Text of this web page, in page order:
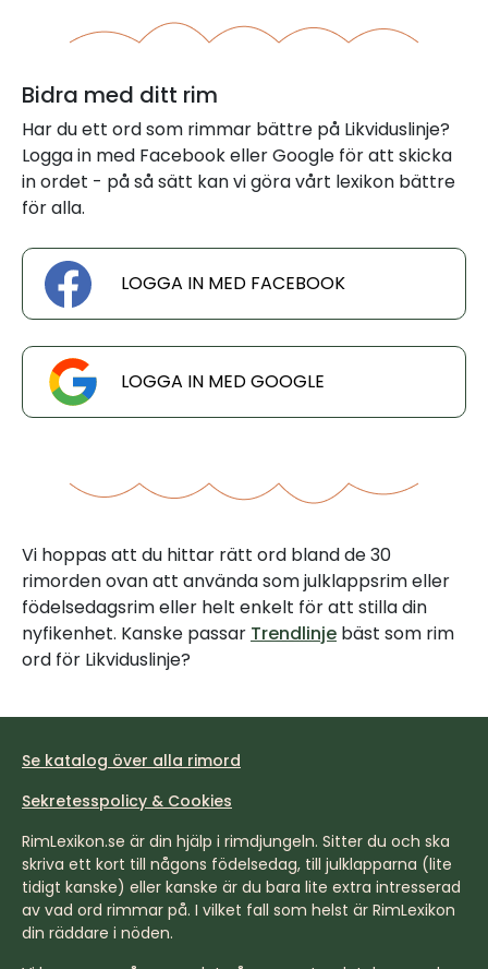
Bidra med ditt rim
Har du ett ord som rimmar bättre på Likviduslinje?
Logga in med Facebook eller Google för att skicka
in ordet - på så sätt kan vi göra vårt lexikon bättre
för alla.
LOGGA IN MED FACEBOOK
LOGGA IN MED GOOGLE
Vi hoppas att du hittar rätt ord bland de 30
rimorden ovan att använda som julklappsrim eller
födelsedagsrim eller helt enkelt för att stilla din
nyfikenhet. Kanske passar Trendlinje bäst som rim
ord för Likviduslinje?
Se katalog över alla rimord
Sekretesspolicy & Cookies
RimLexikon.se är din hjälp i rimdjungeln. Sitter du och ska
skriva ett kort till någons födelsedag, till julklapparna (lite
tidigt kanske) eller kanske är du bara lite extra intresserad
av vad ord rimmar på. I vilket fall som helst är RimLexikon
din räddare i nöden.